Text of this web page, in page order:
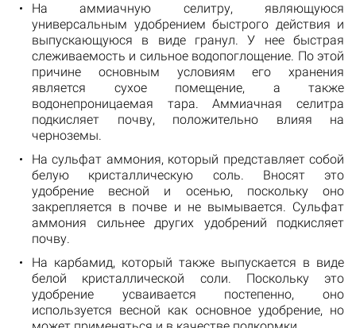
На аммиачную селитру, являющуюся
универсальным удобрением быстрого действия и
выпускающуюся в виде гранул. У нее быстрая
слеживаемость и сильное водопоглощение. По этой
причине основным условиям его хранения
является сухое помещение, а также
водонепроницаемая тара. Аммиачная селитра
подкисляет почву, положительно влияя на
черноземы.
На сульфат аммония, который представляет собой
белую кристаллическую соль. Вносят это
удобрение весной и осенью, поскольку оно
закрепляется в почве и не вымывается. Сульфат
аммония сильнее других удобрений подкисляет
почву.
На карбамид, который также выпускается в виде
белой кристаллической соли. Поскольку это
удобрение усваивается постепенно, оно
используется весной как основное удобрение, но